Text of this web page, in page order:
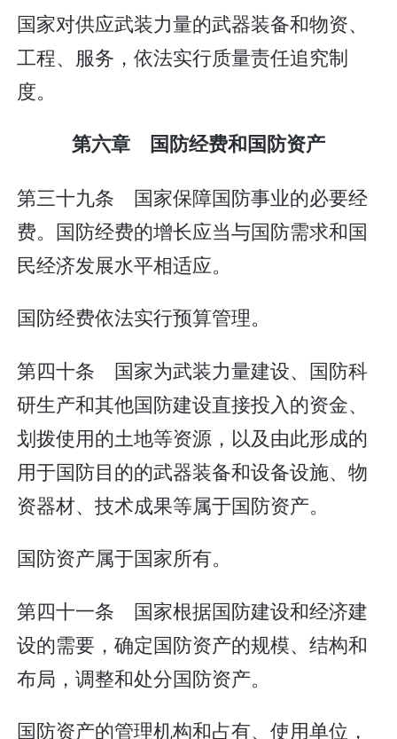
国家对供应武装力量的武器装备和物资、
工程、服务，依法实行质量责任追究制
度。
第六章 国防经费和国防资产
第三十九条 国家保障国防事业的必要经
费。国防经费的增长应当与国防需求和国
民经济发展水平相适应。
国防经费依法实行预算管理。
第四十条 国家为武装力量建设、国防科
研生产和其他国防建设直接投入的资金、
划拨使用的土地等资源，以及由此形成的
用于国防目的的武器装备和设备设施、物
资器材、技术成果等属于国防资产。
国防资产属于国家所有。
第四十一条 国家根据国防建设和经济建
设的需要，确定国防资产的规模、结构和
布局，调整和处分国防资产。
国防资产的管理机构和占有、使用单位，